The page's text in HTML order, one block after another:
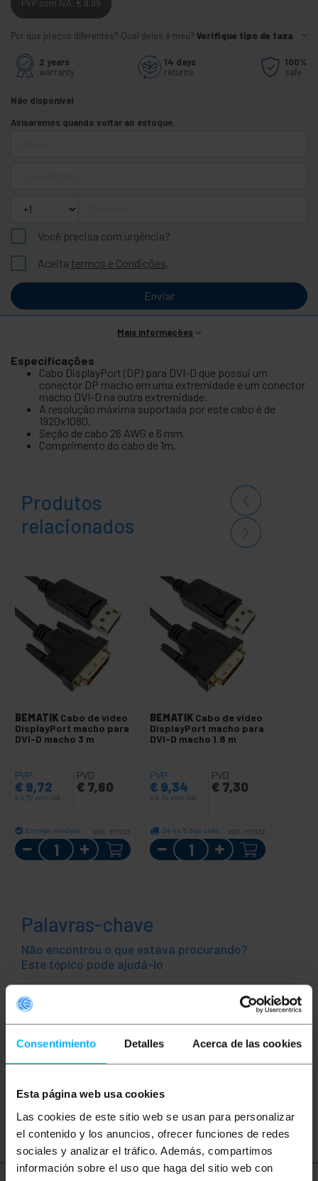
Consentimiento Detalles Acerca de las cookies
Esta página web usa cookies
Las cookies de este sitio web se usan para personalizar
el contenido y los anuncios, ofrecer funciones de redes
sociales y analizar el tráfico. Además, compartimos
información sobre el uso que haga del sitio web con
PVP com IVA: € 8,99
Por que preços diferentes? Qual deles é meu? Verifique tipo de taxa
2 years
warranty
14 days
returns
100%
safe
Não disponível
Avisaremos quando voltar ao estoque.
Você precisa com urgência?
Aceita termos e Condições.
Enviar
Mais informações
Especificações
Cabo DisplayPort (DP) para DVI-D que possui um
conector DP macho em uma extremidade e um conector
macho DVI-D na outra extremidade.
A resolução máxima suportada por este cabo é de
1920x1080.
Seção de cabo 26 AWG e 6 mm.
Comprimento do cabo de 1m.
Produtos
relacionados
BEMATIK Cabo de vídeo
DisplayPort macho para
DVI-D macho 3 m
PVP
€ 9,72
€ 9,72 com IVA
PVD
€7,60
Entrega imediata REF: YP033
Quantidade
BEMATIK Cabo de vídeo
DisplayPort macho para
DVI-D macho 1.8 m
PVP
€ 9,34
€ 9,34 com IVA
PVD
€7,30
De 4 a 5 dias úteis REF: YP032
Quantidade
Palavras-chave
Não encontrou o que estava procurando?
Este tópico pode ajudá-lo
digital
video audio monitor tela